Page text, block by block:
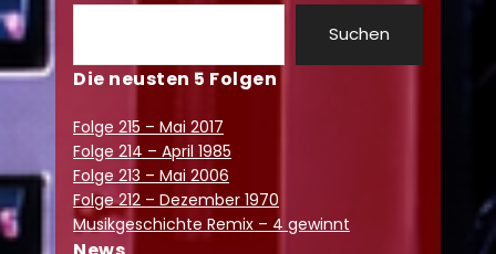
Suchen
Die neusten 5 Folgen
Folge 215 – Mai 2017
Folge 214 – April 1985
Folge 213 – Mai 2006
Folge 212 – Dezember 1970
Musikgeschichte Remix – 4 gewinnt